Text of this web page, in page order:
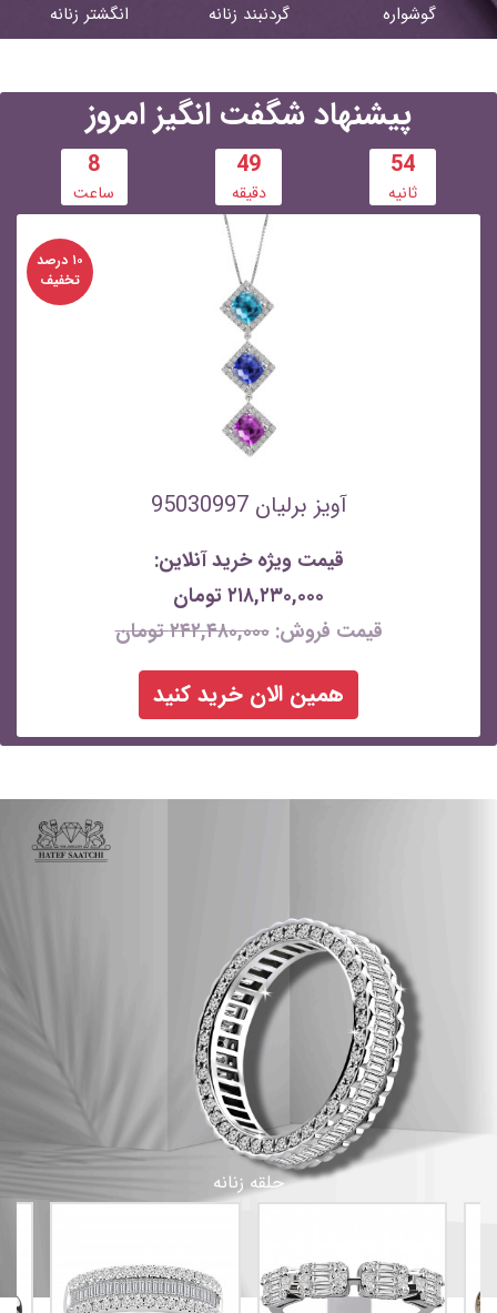
گوشواره گردنبند زنانه انگشتر زنانه
پیشنهادشگفت انگیزامروز
53
ثانیه
49
دقیقه
8
ساعت
آویز برلیان 95030997
قیمت ویژه خرید آنلاین:
۲۱۸,۲۳۰,۰۰۰ تومان
قیمت فروش:۲۴۲,۴۸۰,۰۰۰ تومان
همین الان خرید کنید
۱۰ درصد
تخفیف
حلقه زنانه